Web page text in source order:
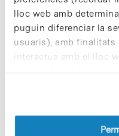
lloc web amb
puguin diferenciar la
usuaris), amb
interactua amb el lloc
personalitzada sobre
pàgines visitades).
les cookies pot